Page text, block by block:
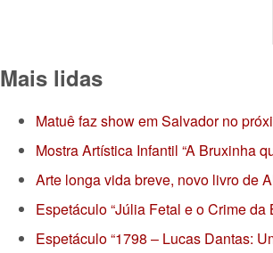
Mais lidas
Matuê faz show em Salvador no
Mostra Artística Infantil “A Bruxinha
Arte longa vida breve, novo livro de
Espetáculo “Júlia Fetal e o Crime
Espetáculo “1798 – Lucas Dantas: